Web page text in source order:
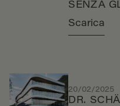
SENZA
Scarica
20/02/2025
DR.